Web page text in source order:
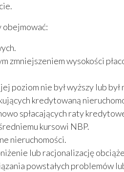
obejmować:
zmniejszeniem wysokości
poziom nie był wyższy lub
kredytowaną
spłacających raty
kursowi NBP.
nieruchomości.
lub racjonalizację
powstałych problemów